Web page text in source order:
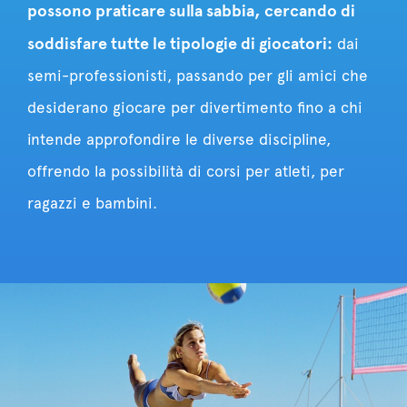
possono praticare sulla sabbia, cercando di
soddisfare tutte le tipologie di giocatori: dai
semi-professionisti, passando per gli amici che
desiderano giocare per divertimento fino a chi
intende approfondire le diverse discipline,
offrendo la possibilità di corsi per atleti, per
ragazzi e bambini.